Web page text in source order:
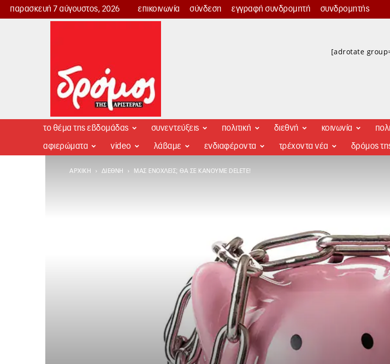
παρασκευή 7 αύγουστος, 2026 επικοινωνία σύνδεση εγγραφή συνδρομητή συνδρομητής
Δρόμος
[adrotate
το θέμα της εβδομάδας συνεντεύξεις πολιτική διεθνή κοινωνία
αφιερώματα video λάβαμε ενδιαφέροντα τρέχοντα νέα δρόμος
ΑΡΧΙΚΉ ΔΙΕΘΝΉ ΜΑΣ ΕΝΟΧΛΕΊΣ; ΘΑ ΣΕ ΚΆΝΟΥΜΕ DELETE!